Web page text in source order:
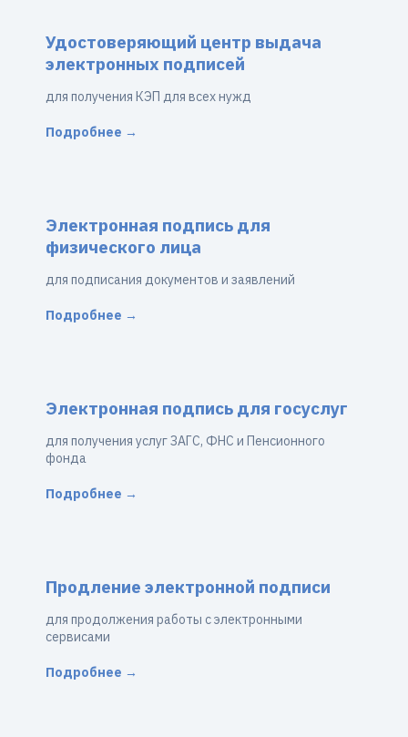
Удостоверяющий центр выдача
электронных подписей
для получения КЭП для всех нужд
Подробнее →
Электронная подпись для
физического лица
для подписания документов и заявлений
Подробнее →
Электронная подпись для госуслуг
для получения услуг ЗАГС, ФНС и Пенсионного
фонда
Подробнее →
Продление электронной подписи
для продолжения работы с электронными
сервисами
Подробнее →